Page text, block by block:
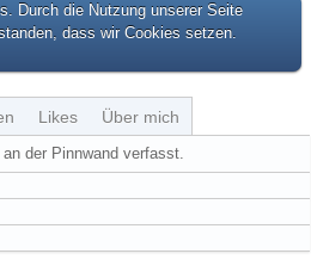
Durch die Nutzung unserer Seite
dass wir Cookies setzen.
Likes Über mich
der Pinnwand verfasst.